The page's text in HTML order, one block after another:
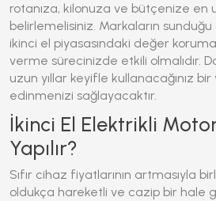
rotanıza, kilonuza ve bütçenize en
belirlemelisiniz. Markaların sunduğu
ikinci el piyasasındaki değer
verme sürecinizde etkili olmalıdır.
uzun yıllar keyifle kullanacağınız bir
edinmenizi sağlayacaktır.
İkinci El Elektrikli Motor
Yapılır?
Sıfır cihaz fiyatlarının artmasıyla
oldukça hareketli ve cazip bir hale